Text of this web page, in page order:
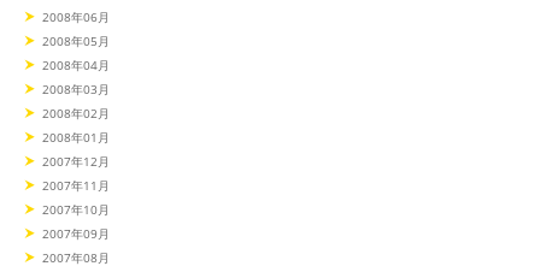
2008年06月
2008年05月
2008年04月
2008年03月
2008年02月
2008年01月
2007年12月
2007年11月
2007年10月
2007年09月
2007年08月